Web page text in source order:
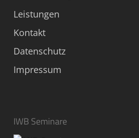
Leistungen
Kontakt
Datenschutz
Impressum
IWB Seminare